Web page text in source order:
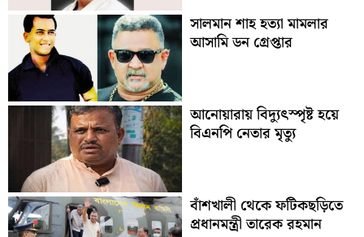
সালমান শাহ হত্যা মামলার
আসামি ডন গ্রেপ্তার
আনোয়ারায় বিদ্যুৎস্পৃষ্ট হয়ে
বিএনপি নেতার মৃত্যু
বাঁশখালী থেকে ফটিকছড়িতে
প্রধানমন্ত্রী তারেক রহমান